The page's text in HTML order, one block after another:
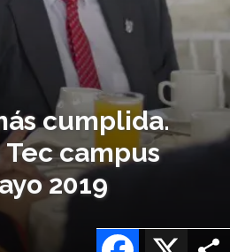
cumplida.
campus
2019
X
Facebook